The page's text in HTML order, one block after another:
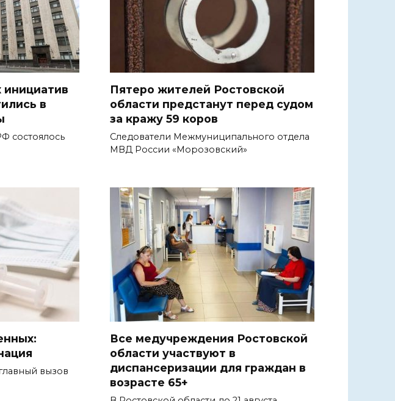
инициатив
в
состоялось
Пятеро жителей Ростовской
области предстанут перед судом
за кражу 59 коров
Следователи Межмуниципального отдела
МВД России «Морозовский»
вызов
Все медучреждения Ростовской
области участвуют в
диспансеризации для граждан в
возрасте 65+